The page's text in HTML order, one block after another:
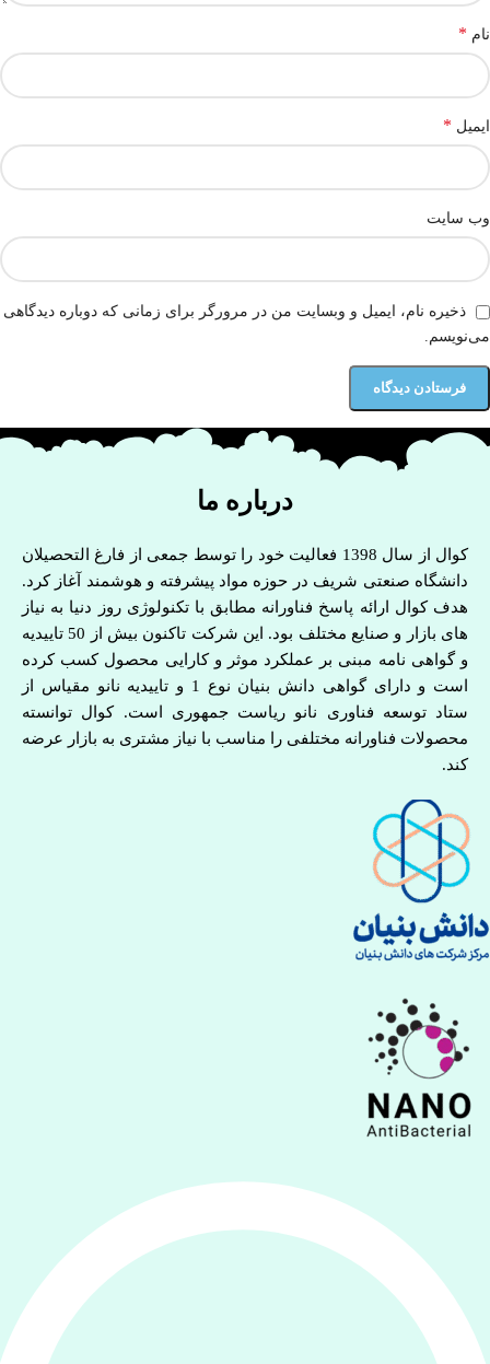
نام *
ایمیل *
وب‌ سایت
ذخیره نام، ایمیل و وبسایت من در مرورگر برای زمانی که دوباره دیدگاهی
می‌نویسم.
درباره ما
کوال از سال 1398 فعالیت خود را توسط جمعی از فارغ التحصیلان
دانشگاه صنعتی شریف در حوزه مواد پیشرفته و هوشمند آغاز کرد.
هدف کوال ارائه پاسخ فناورانه مطابق با تکنولوژی روز دنیا به نیاز
های بازار و صنایع مختلف بود. این شرکت تاکنون بیش از 50 تاییدیه
و گواهی نامه مبنی بر عملکرد موثر و کارایی محصول کسب کرده
است و دارای گواهی دانش بنیان نوع 1 و تاییدیه نانو مقیاس از
ستاد توسعه فناوری نانو ریاست جمهوری است. کوال توانسته
محصولات فناورانه مختلفی را مناسب با نیاز مشتری به بازار عرضه
کند.